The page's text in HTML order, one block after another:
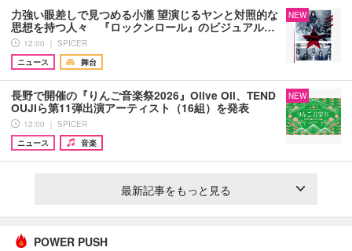
力強い眼差しで見つめる小瀧 望演じるヤンと対照的な
思想を持つ人々 『ロックンロール』のビジュアル…
12:00 ｜ SPICER
ニュース
舞台
NEW
長野で開催の『りんご音楽祭2026』Olive Oil、TEND
OUJIら第11弾出演アーティスト（16組）を発表
12:00 ｜ SPICER
ニュース
音楽
NEW
最新記事をもっと見る
POWER PUSH